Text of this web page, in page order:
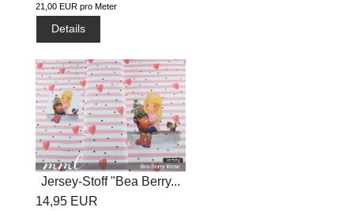
21,00 EUR pro Meter
Details
Jersey-Stoff "Bea Berry...
14,95 EUR